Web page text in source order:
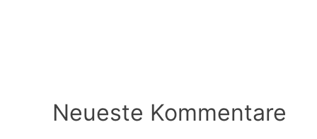
Neueste Kommentare